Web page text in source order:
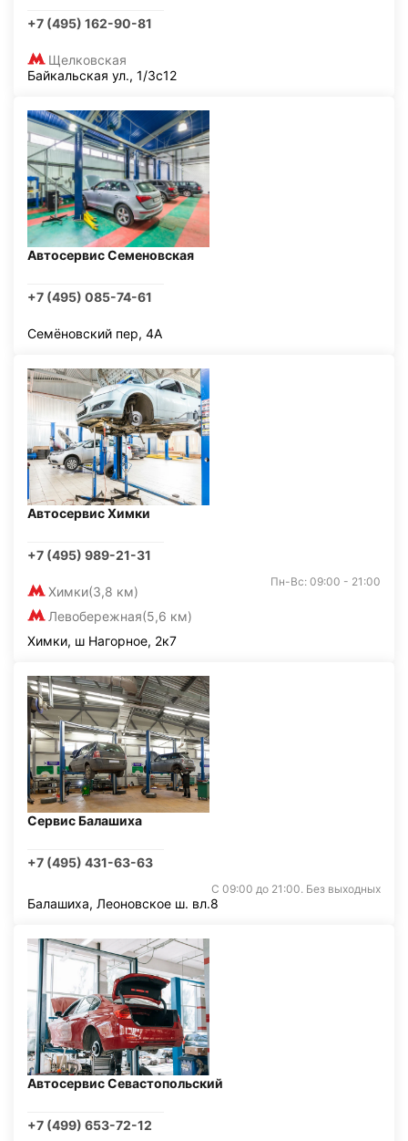
+7 (495) 162-90-81
Щелковская
Байкальская ул., 1/3с12
Автосервис Семеновская
+7 (495) 085-74-61
Семёновский пер, 4А
Автосервис Химки
+7 (495) 989-21-31
Химки(3,8 км)
Левобережная(5,6 км)
Пн-Вс: 09:00 - 21:00
Химки, ш Нагорное, 2к7
Сервис Балашиха
+7 (495) 431-63-63
С 09:00 до 21:00. Без выходных
Балашиха, Леоновское ш. вл.8
Автосервис Севастопольский
+7 (499) 653-72-12